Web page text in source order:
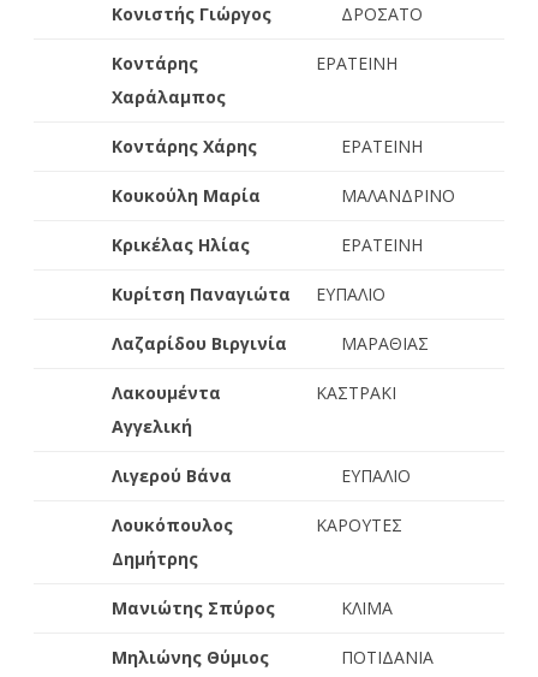
Κονιστής Γιώργος ΔΡΟΣΑΤΟ
Κοντάρης
Χαράλαμπος
ΕΡΑΤΕΙΝΗ
Κοντάρης Χάρης ΕΡΑΤΕΙΝΗ
Κουκούλη Μαρία ΜΑΛΑΝΔΡΙΝΟ
Κρικέλας Ηλίας ΕΡΑΤΕΙΝΗ
Κυρίτση Παναγιώτα ΕΥΠΑΛΙΟ
Λαζαρίδου Βιργινία ΜΑΡΑΘΙΑΣ
Λακουμέντα
Αγγελική
ΚΑΣΤΡΑΚΙ
Λιγερού Βάνα ΕΥΠΑΛΙΟ
Λουκόπουλος
Δημήτρης
ΚΑΡΟΥΤΕΣ
Μανιώτης Σπύρος ΚΛΙΜΑ
Μηλιώνης Θύμιος ΠΟΤΙΔΑΝΙΑ